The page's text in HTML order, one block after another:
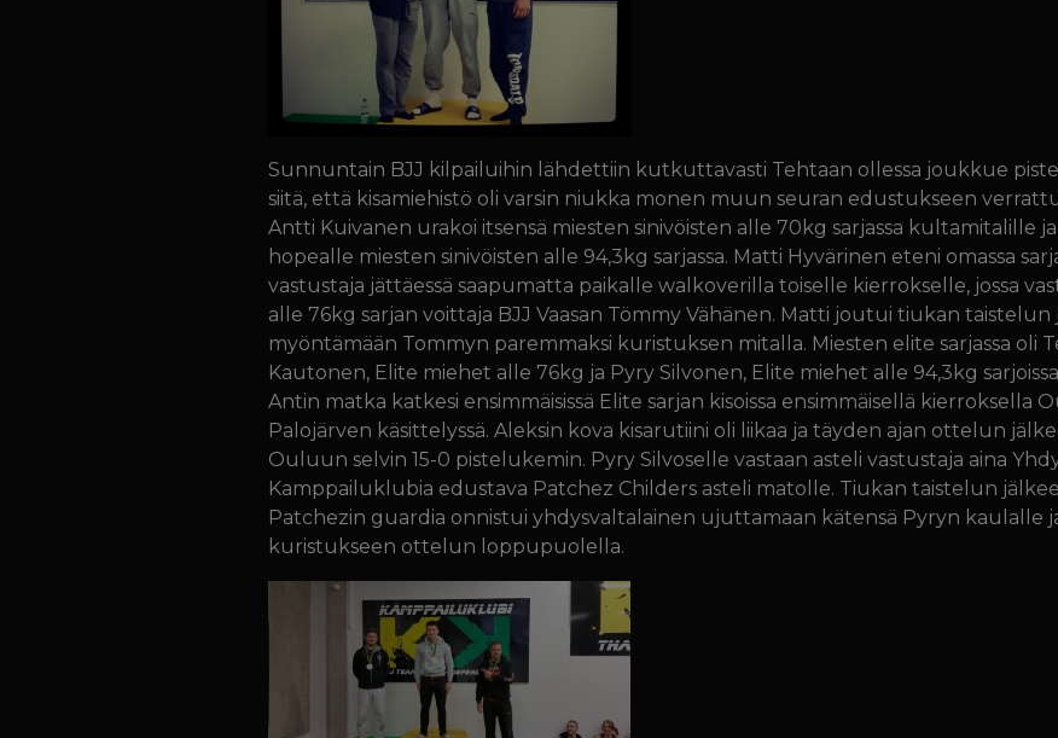
Sunnuntain BJJ kilpailuihin lähdettiin kutkuttavasti Tehtaan ollessa joukkue
siitä, että kisamiehistö oli varsin niukka monen muun seuran edustukseen
Antti Kuivanen urakoi itsensä miesten sinivöisten alle 70kg sarjassa kultamitalille
hopealle miesten sinivöisten alle 94,3kg sarjassa. Matti Hyvärinen eteni omassa
vastustaja jättäessä saapumatta paikalle walkoverilla toiselle kierrokselle, jossa
alle 76kg sarjan voittaja BJJ Vaasan Tömmy Vähänen. Matti joutui tiukan taistelun
myöntämään Tommyn paremmaksi kuristuksen mitalla. Miesten elite sarjassa oli
Kautonen, Elite miehet alle 76kg ja Pyry Silvonen, Elite miehet alle 94,3kg
Antin matka katkesi ensimmäisissä Elite sarjan kisoissa ensimmäisellä kierroksella
Palojärven käsittelyssä. Aleksin kova kisarutiini oli liikaa ja täyden ajan ottelun
Ouluun selvin 15-0 pistelukemin. Pyry Silvoselle vastaan asteli vastustaja aina
Kamppailuklubia edustava Patchez Childers asteli matolle. Tiukan taistelun
Patchezin guardia onnistui yhdysvaltalainen ujuttamaan kätensä Pyryn kaulalle
kuristukseen ottelun loppupuolella.